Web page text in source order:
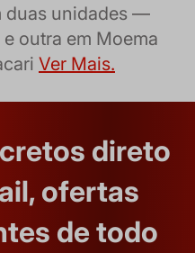
duas unidades —
outra em Moema
Ver Mais.
direto
ofertas
de todo